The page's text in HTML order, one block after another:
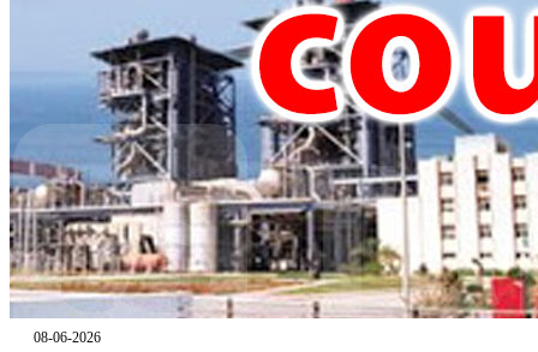
08-06-2026